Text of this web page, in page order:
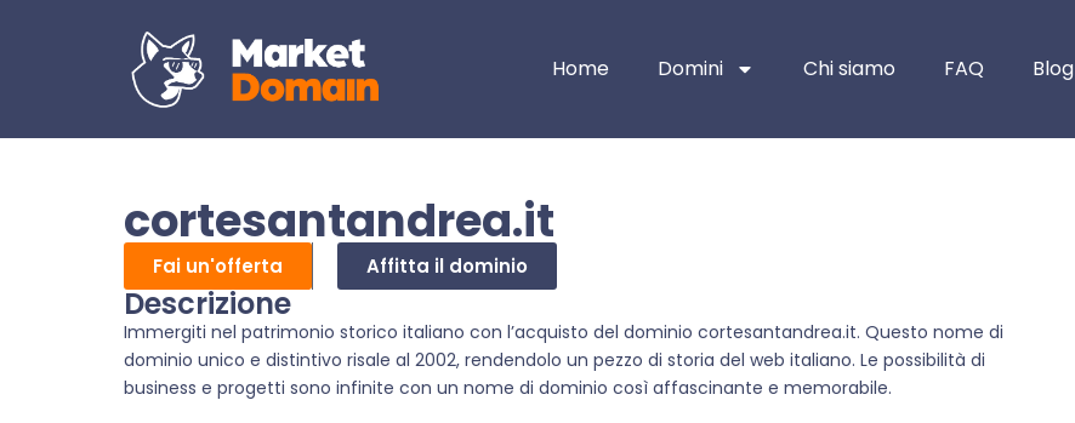
Home Domini Chi siamo FAQ Blog
cortesantandrea.it
Fai un'offerta Affitta il dominio
Descrizione
Immergiti nel patrimonio storico italiano con l’acquisto del dominio cortesantandrea.it. Questo nome di
dominio unico e distintivo risale al 2002, rendendolo un pezzo di storia del web italiano. Le possibilità di
business e progetti sono infinite con un nome di dominio così affascinante e memorabile.